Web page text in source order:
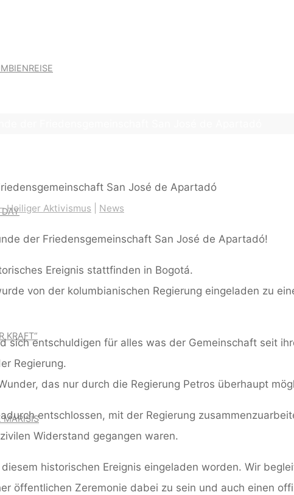
KRAFT“
MARISIS
SAN JOSÉ
Heiliger Aktivismus News
der Friedensgemeinschaft San José de Apartadó!
Ereignis stattfinden in Bogotá.
von der kolumbianischen Regierung eingeladen zu
sich entschuldigen für alles was der Gemeinschaft seit
Regierung.
das nur durch die Regierung Petros überhaupt
entschlossen, mit der Regierung
Widerstand gegangen waren.
historischen Ereignis eingeladen worden. Wir
öffentlichen Zeremonie dabei zu sein und auch einen